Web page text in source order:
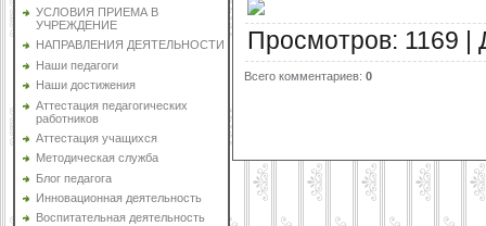
УСЛОВИЯ ПРИЕМА В
УЧРЕЖДЕНИЕ
НАПРАВЛЕНИЯ ДЕЯТЕЛЬНОСТИ
Наши педагоги
Наши достижения
Аттестация педагогических
работников
Аттестация учащихся
Методическая служба
Блог педагога
Инновационная деятельность
Воспитательная деятельность
Просмотров: 1169
Всего комментариев: 0